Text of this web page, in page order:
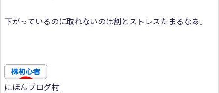
下がっているのに取れないのは割とストレスたまるなあ。
にほんブログ村